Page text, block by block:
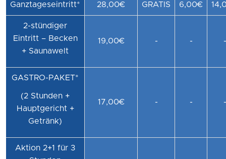
Ganztageseintritt* 28,00€ GRATIS 6,00€
2-stündiger
Eintritt – Becken
+ Saunawelt
19,00€ - - -
GASTRO-PAKET*
(2 Stunden +
Hauptgericht +
Getränk)
17,00€ - - -
Aktion 2+1 für 3